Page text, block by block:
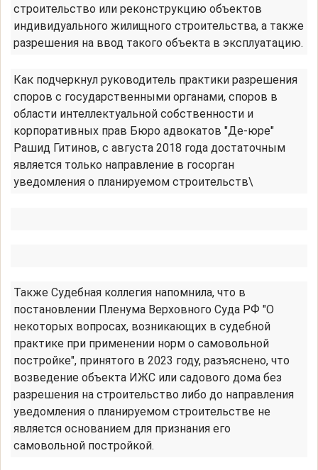
строительство или реконструкцию объектов
индивидуального жилищного строительства, а также
разрешения на ввод такого объекта в эксплуатацию.
Как подчеркнул руководитель практики разрешения
споров с государственными органами, споров в
области интеллектуальной собственности и
корпоративных прав Бюро адвокатов "Де-юре"
Рашид Гитинов, с августа 2018 года достаточным
является только направление в госорган
уведомления о планируемом строительств\
Также Судебная коллегия напомнила, что в
постановлении Пленума Верховного Суда РФ "О
некоторых вопросах, возникающих в судебной
практике при применении норм о самовольной
постройке", принятого в 2023 году, разъяснено, что
возведение объекта ИЖС или садового дома без
разрешения на строительство либо до направления
уведомления о планируемом строительстве не
является основанием для признания его
самовольной постройкой.